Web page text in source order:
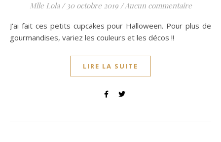
Mlle Lola / 30 octobre 2019 /Aucun commentaire
J'ai fait ces petits cupcakes pour Halloween. Pour plus de
gourmandises, variez les couleurs et les décos !!
LIRE LA SUITE